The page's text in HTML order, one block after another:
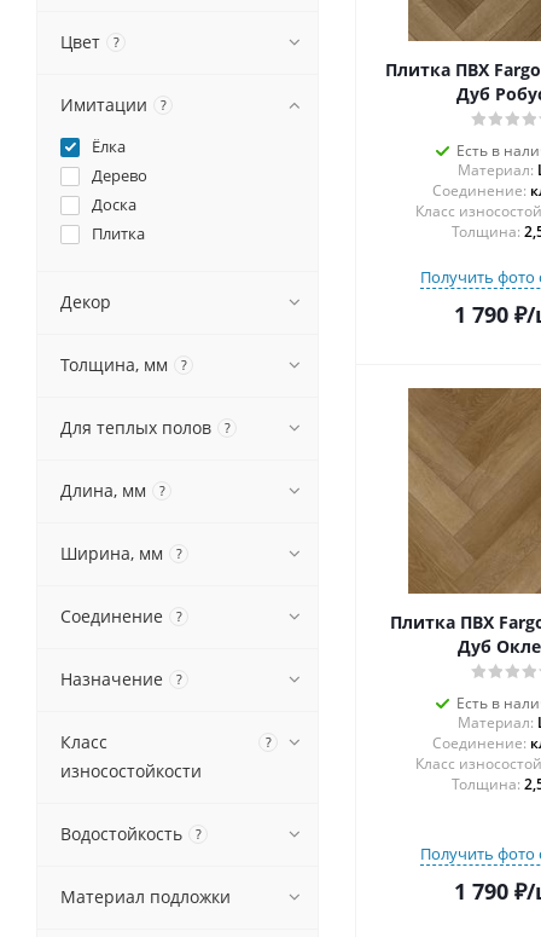
Плитка ПВХ
Дуб
Есть в
Материал:
Соединение:
Толщина:
Получить фото
1 790₽/
Плитка ПВХ
Дуб
Есть в
Материал:
Соединение:
Толщина:
Получить фото
1 790₽/
Цвет ?
Имитации ?
Ёлка
Дерево
Доска
Плитка
Декор
Толщина, мм ?
Для теплых полов ?
Длина, мм ?
Ширина, мм ?
Соединение ?
Назначение ?
Класс
износостойкости
?
Водостойкость ?
Материал подложки